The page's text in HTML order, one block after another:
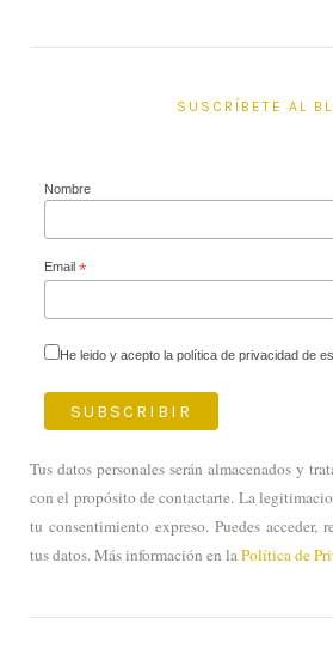
SUSCRÍBETE AL
Nombre
Email *
He leido y acepto la política de privacidad de
Tus datos personales serán almacenados y
con el propósito de contactarte. La
tu consentimiento expreso. Puedes
tus datos. Más información en laPolítica de